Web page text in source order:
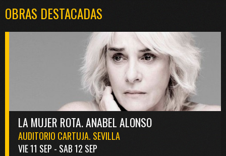
OBRAS DESTACADAS
LA MUJER ROTA. ANABEL ALONSO
AUDITORIO CARTUJA. SEVILLA
VIE 11 SEP - SAB 12 SEP